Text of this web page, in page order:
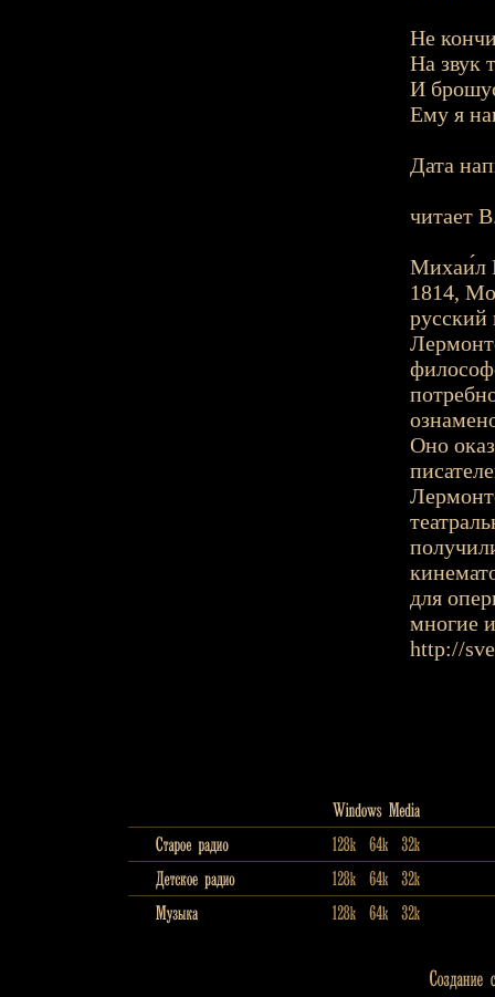
Не
На звук
И
Ему я
Дата
читает
Михаи́л
1814,
русский
Оно
для
многие
http://